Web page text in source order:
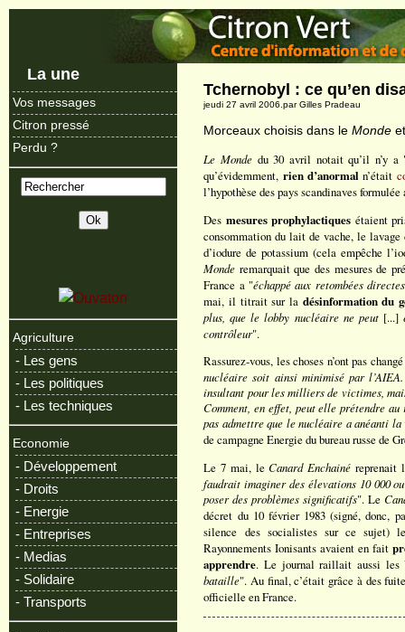
La une
Vos messages
Citron pressé
Perdu ?
Agriculture
- Les gens
- Les politiques
- Les techniques
Economie
- Développement
- Droits
- Energie
- Entreprises
- Medias
- Solidaire
- Transports
Tchernobyl : ce qu’en
jeudi 27 avril 2006.par Gilles Pradeau
Morceaux choisis dans leMonde
Le Monde du 30 avril notait qu’il n’y a
qu’évidemment, rien d’anormal n’était
l’hypothèse des pays scandinaves
Des mesures prophylactiques étaient
consommation du lait de vache, le
d’iodure de potassium (cela empêche
Monde remarquait que des mesures de
France a "échappé aux retombées
mai, il titrait sur la désinformation du
plus, que le lobby nucléaire ne peut [...]
contrôleur".
Rassurez-vous, les choses n’ont pas
nucléaire soit ainsi minimisé par
insultant pour les milliers de victimes,
Comment, en effet, peut elle prétendre
pas admettre que le nucléaire a anéanti
de campagne Energie du bureau russe de
Le 7 mai, leCanard Enchainé reprenait
faudrait imaginer des élevations 10 000
poser des problèmes significatifs". Le
décret du 10 février 1983 (signé, donc,
silence des socialistes sur ce sujet)
Rayonnements Ionisants avaient en fait
apprendre. Le journal raillait aussi les
bataille". Au final, c’était grâce à des
officielle en France.